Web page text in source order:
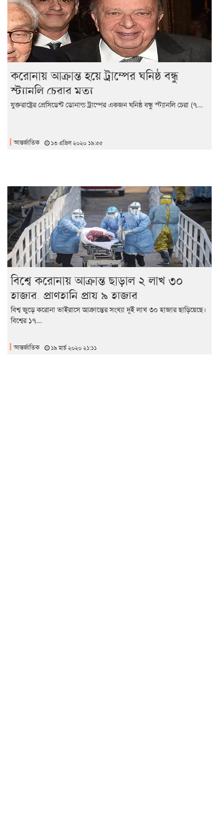
করোনায় আক্রান্ত হয়ে ট্রাম্পের ঘনিষ্ঠ বন্ধু
স্ট্যানলি চেরার মৃত্যু
যুক্তরাষ্ট্রের প্রেসিডেন্ট ডোনাল্ড ট্রাম্পের একজন ঘনিষ্ঠ বন্ধু স্ট্যানলি চেরা (৭...
আন্তর্জাতিক ১৩ এপ্রিল ২০২০ ১৯:৫৫
বিশ্বে করোনায় আক্রান্ত ছাড়াল ২ লাখ ৩০
হাজার, প্রাণহানি প্রায় ৯ হাজার
বিশ্ব জুড়ে করোনা ভাইরাসে আক্রান্তের সংখ্যা দুই লাখ ৩০ হাজার ছাড়িয়েছে।
বিশ্বের ১৭...
আন্তর্জাতিক ১৯ মার্চ ২০২০ ২১:১১